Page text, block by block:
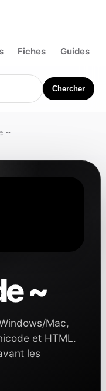
Fiches Guides
Chercher
~
~
Mac,
et HTML.
les